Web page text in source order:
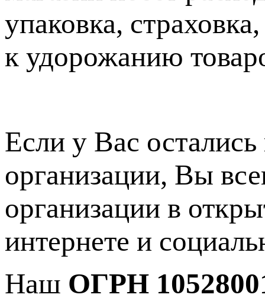
упаковка,
к удорожанию
Если у Вас
организации, Вы
организации в
интернете и
Наш ОГРН